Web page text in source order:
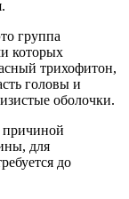
группа
которых
трихофитон,
головы и
оболочки.
причиной
для
до